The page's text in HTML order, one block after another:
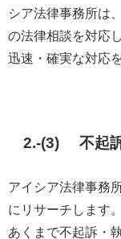
シア法律事務所は
の法律相談を対応
迅速・確実な対応
2.-(3) 不起訴
アイシア法律事務
にリサーチします
あくまで不起訴・